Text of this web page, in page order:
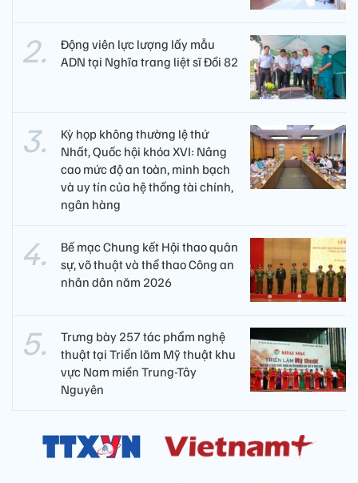
Động viên lực lượng lấy mẫu
ADN tại Nghĩa trang liệt sĩ Đồi 82​
Kỳ họp không thường lệ thứ
Nhất, Quốc hội khóa XVI: Nâng
cao mức độ an toàn, minh bạch
và uy tín của hệ thống tài chính,
ngân hàng
Bế mạc Chung kết Hội thao quân
sự, võ thuật và thể thao Công an
nhân dân năm 2026
Trưng bày 257 tác phẩm nghệ
thuật tại Triển lãm Mỹ thuật khu
vực Nam miền Trung-Tây
Nguyên